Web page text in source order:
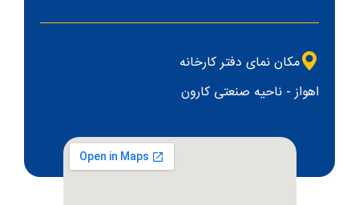
مکان نمای دفتر کارخانه
اهواز - ناحیه صنعتی کارون